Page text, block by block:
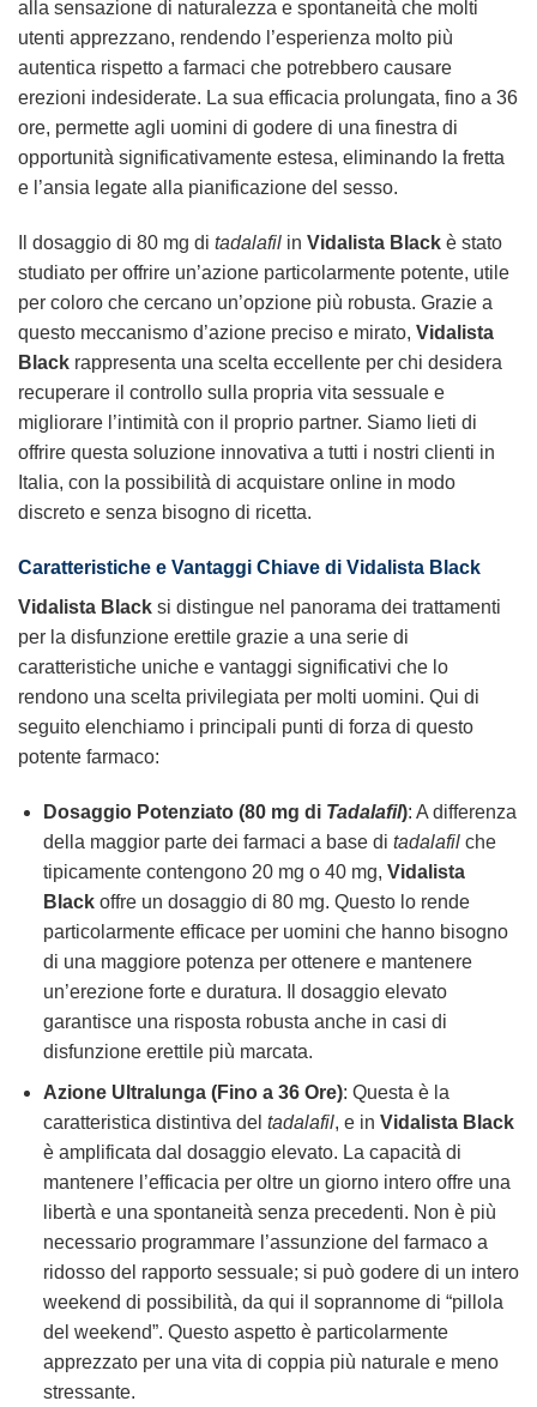
alla sensazione di naturalezza e spontaneità che molti
utenti apprezzano, rendendo l’esperienza molto più
autentica rispetto a farmaci che potrebbero causare
erezioni indesiderate. La sua efficacia prolungata, fino a 36
ore, permette agli uomini di godere di una finestra di
opportunità significativamente estesa, eliminando la fretta
e l’ansia legate alla pianificazione del sesso.
Il dosaggio di 80 mg di tadalafil in Vidalista Black è stato
studiato per offrire un’azione particolarmente potente, utile
per coloro che cercano un’opzione più robusta. Grazie a
questo meccanismo d’azione preciso e mirato, Vidalista
Black rappresenta una scelta eccellente per chi desidera
recuperare il controllo sulla propria vita sessuale e
migliorare l’intimità con il proprio partner. Siamo lieti di
offrire questa soluzione innovativa a tutti i nostri clienti in
Italia, con la possibilità di acquistare online in modo
discreto e senza bisogno di ricetta.
Caratteristiche e Vantaggi Chiave di Vidalista Black
Vidalista Black si distingue nel panorama dei trattamenti
per la disfunzione erettile grazie a una serie di
caratteristiche uniche e vantaggi significativi che lo
rendono una scelta privilegiata per molti uomini. Qui di
seguito elenchiamo i principali punti di forza di questo
potente farmaco:
Dosaggio Potenziato (80 mg di Tadalafil): A differenza
della maggior parte dei farmaci a base di tadalafilche
tipicamente contengono 20 mg o 40 mg, Vidalista
Blackoffre un dosaggio di 80 mg. Questo lo rende
particolarmente efficace per uomini che hanno bisogno
di una maggiore potenza per ottenere e mantenere
un’erezione forte e duratura. Il dosaggio elevato
garantisce una risposta robusta anche in casi di
disfunzione erettile più marcata.
Azione Ultralunga (Fino a 36 Ore): Questa è la
caratteristica distintiva del tadalafil, e in Vidalista Black
è amplificata dal dosaggio elevato. La capacità di
mantenere l’efficacia per oltre un giorno intero offre una
libertà e una spontaneità senza precedenti. Non è più
necessario programmare l’assunzione del farmaco a
ridosso del rapporto sessuale; si può godere di un intero
weekend di possibilità, da qui il soprannome di “pillola
del weekend”. Questo aspetto è particolarmente
apprezzato per una vita di coppia più naturale e meno
stressante.